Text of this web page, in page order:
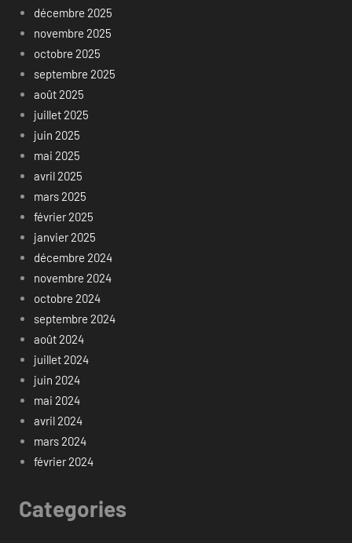
décembre 2025
novembre 2025
octobre 2025
septembre 2025
août 2025
juillet 2025
juin 2025
mai 2025
avril 2025
mars 2025
février 2025
janvier 2025
décembre 2024
novembre 2024
octobre 2024
septembre 2024
août 2024
juillet 2024
juin 2024
mai 2024
avril 2024
mars 2024
février 2024
Categories